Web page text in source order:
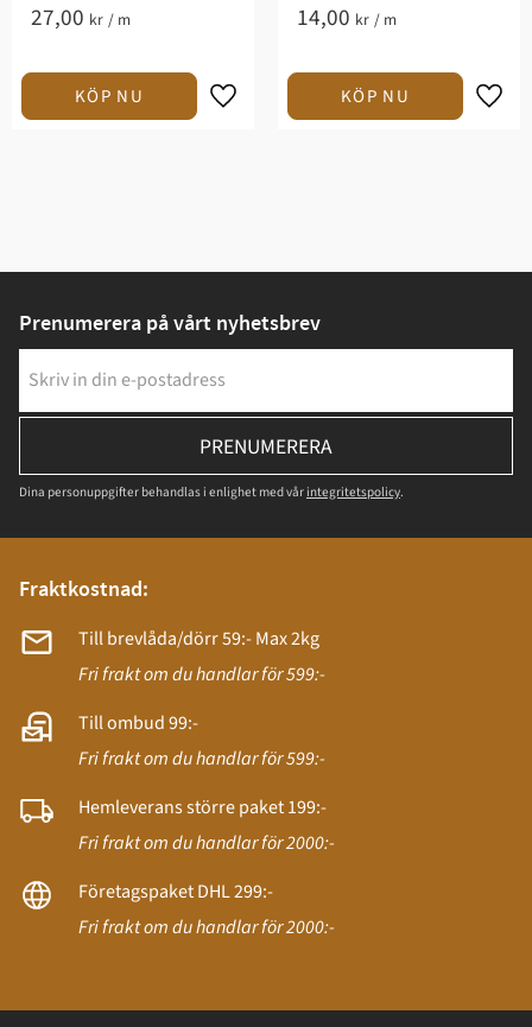
27,00 kr / m 14,00 kr / m
Prenumerera på vårt nyhetsbrev
PRENUMERERA
Dina personuppgifter behandlas i enlighet med vår integritetspolicy.
Fraktkostnad:
Till brevlåda/dörr 59:- Max 2kg
Fri frakt om du handlar för 599:-
Till ombud 99:-
Fri frakt om du handlar för 599:-
Hemleverans större paket 199:-
Fri frakt om du handlar för 2000:-
Företagspaket DHL 299:-
Fri frakt om du handlar för 2000:-